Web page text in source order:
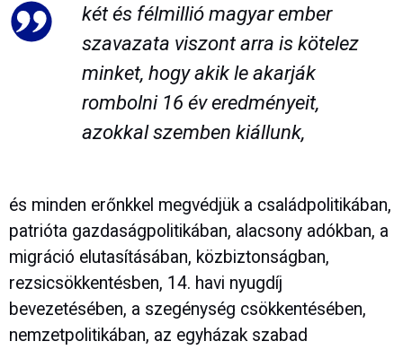
két és félmillió magyar ember
szavazata viszont arra is kötelez
minket, hogy akik le akarják
rombolni 16 év eredményeit,
azokkal szemben kiállunk,
és minden erőnkkel megvédjük a családpolitikában,
patrióta gazdaságpolitikában, alacsony adókban, a
migráció elutasításában, közbiztonságban,
rezsicsökkentésben, 14. havi nyugdíj
bevezetésében, a szegénység csökkentésében,
nemzetpolitikában, az egyházak szabad